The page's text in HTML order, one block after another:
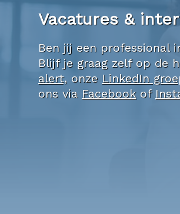
Vacatures &
Ben jij een professional
Blijf je graag zelf op de
alert, onze LinkedIn
ons via Facebookof